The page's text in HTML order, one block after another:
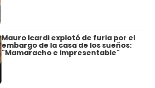
Mauro Icardi explotó de furia por el
embargo de la casa de los sueños:
"Mamaracho e impresentable"